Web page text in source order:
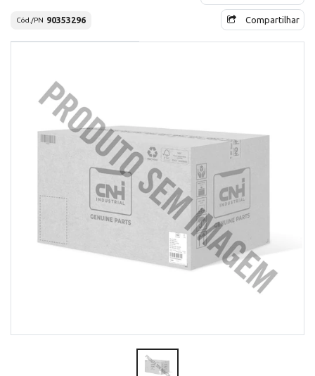
Cód./PN 90353296 Compartilhar